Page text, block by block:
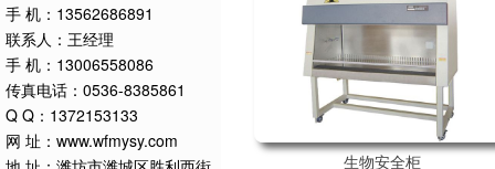
手 机：13562686891
联系人：王经理
手 机：13006558086
传真电话：0536-8385861
Q Q：1372153133
网 址：www.wfmysy.com
生物安全柜